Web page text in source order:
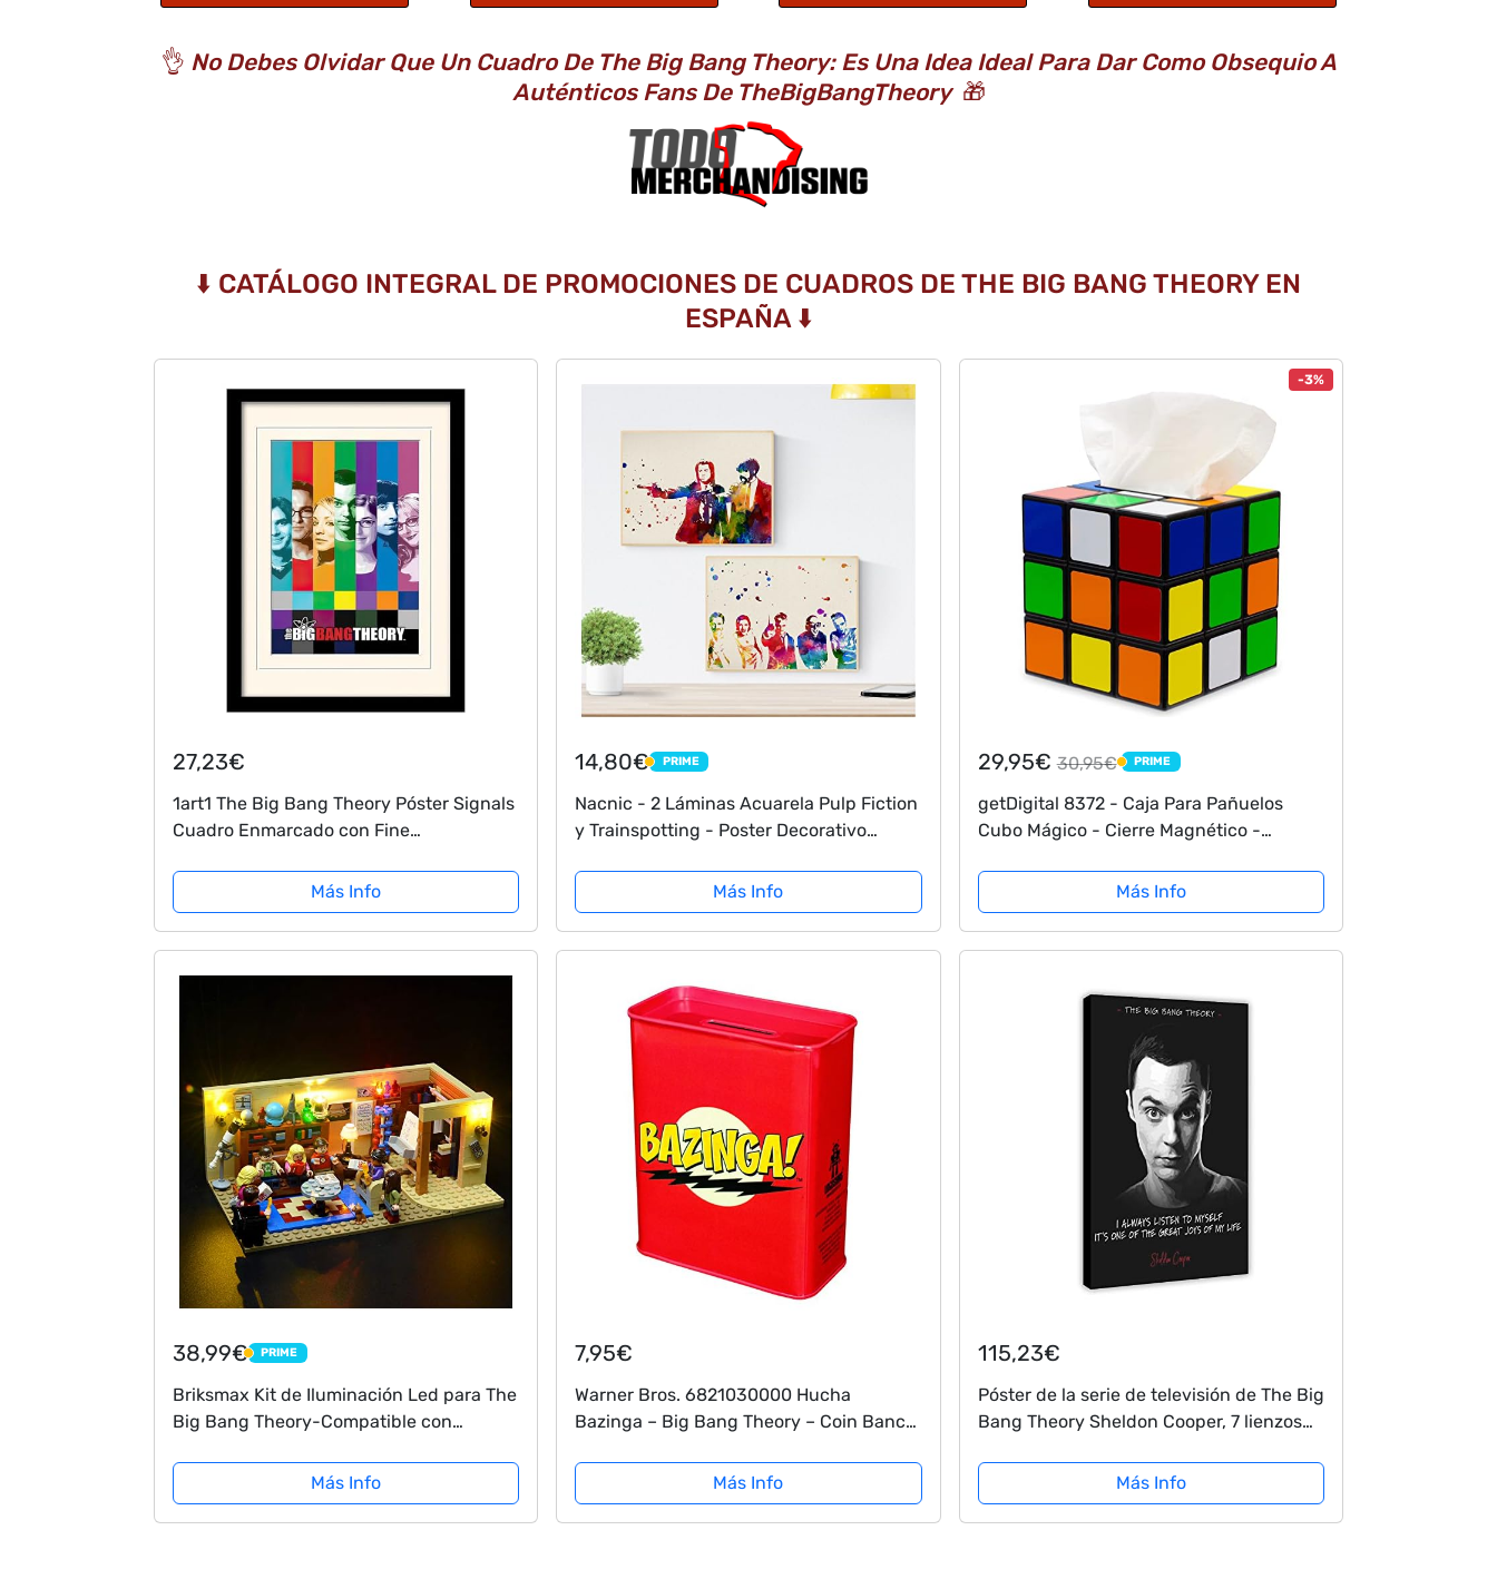
👌 No Debes Olvidar Que Un Cuadro De The Big Bang Theory: Es Una Idea Ideal Para Dar Como Obsequio A
Auténticos Fans De TheBigBangTheory 🎁
⬇️ CATÁLOGO INTEGRAL DE PROMOCIONES DE CUADROS DE THE BIG BANG THEORY EN
ESPAÑA ⬇️
27,23€
1art1 The Big Bang Theory Póster Signals
Cuadro Enmarcado con Fine
Marco De Imagen 40x30 cm
Más Info
14,80€ PRIME
PRIME
Nacnic - 2 Láminas Acuarela Pulp Fiction
y Trainspotting - Poster Decorativo
Salón, Dormitorio, Habitación
Más Info
-3%
29,95€30,95€ PRIME
PRIME
getDigital 8372 - Caja Para Pañuelos
Cubo Mágico - Cierre Magnético -
Más Info
38,99€ PRIME
PRIME
Briksmax Kit de Iluminación Led para The
Big Bang Theory-Compatible con
21302-Juego de Legos no Incluido
Más Info
7,95€
Warner Bros. 6821030000 Hucha
Bazinga – Big Bang Theory – Coin Banco
Más Info
115,23€
Póster de la serie de televisión de The Big
Bang Theory Sheldon Cooper, 7 lienzos
sala de estar, dormitorio, marco de...
Más Info